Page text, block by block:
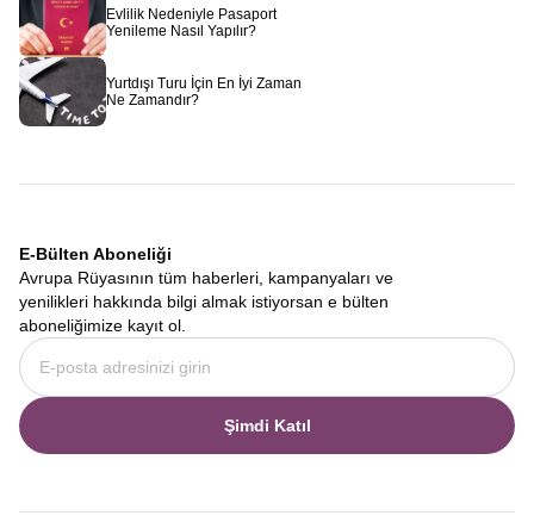
Evlilik Nedeniyle Pasaport
Yenileme Nasıl Yapılır?
Yurtdışı Turu İçin En İyi Zaman
Ne Zamandır?
E-Bülten Aboneliği
Avrupa Rüyasının tüm haberleri, kampanyaları ve
yenilikleri hakkında bilgi almak istiyorsan e bülten
aboneliğimize kayıt ol.
Şimdi Katıl